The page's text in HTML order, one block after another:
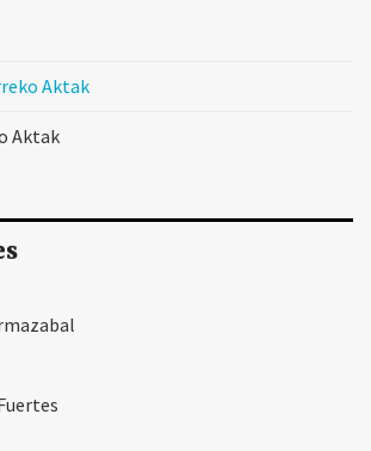
Aktak
Aktak